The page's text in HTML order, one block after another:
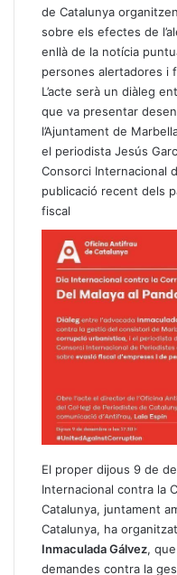
de Catalunya
sobre els efectes de
enllà de la notícia
persones alertadores i
L’acte serà un diàleg
que va presentar
l’Ajuntament de
el periodista Jesús
Consorci Internacional
publicació recent dels
fiscal
El proper dijous 9 de
Internacional contra la
Catalunya, juntament
Catalunya, ha
Inmaculada Gálvez,
demandes contra la